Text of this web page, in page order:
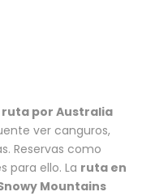
por Australia
ver canguros,
Reservas como
para ello. La ruta en
Mountains